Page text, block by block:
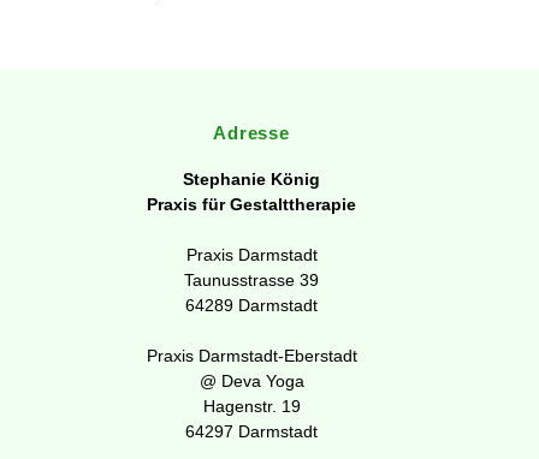
Adresse
Stephanie König
Praxis für Gestalttherapie
Praxis Darmstadt
Taunusstrasse 39
64289 Darmstadt
Praxis Darmstadt-Eberstadt
@ Deva Yoga
Hagenstr. 19
64297 Darmstadt